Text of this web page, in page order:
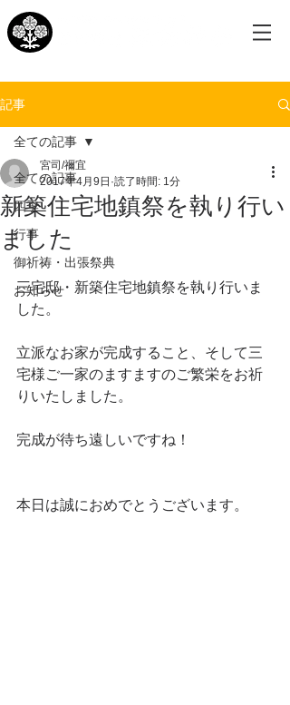
記事
全ての記事
四季
行事
御祈祷・出張祭典
お知らせ
全ての記事
新築住宅地鎮祭を執り行い
ました
宮司/禰宜
2017年4月9日 読了時間: 1分
三宅邸・新築住宅地鎮祭を執り行いま
した。
立派なお家が完成すること、そして三
宅様ご一家のますますのご繁栄をお祈
りいたしました。
完成が待ち遠しいですね！
本日は誠におめでとうございます。